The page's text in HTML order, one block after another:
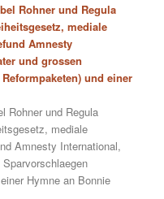
Rohner und Regula
mediale
Amnesty
und grossen
und einer
Rohner und Regula
mediale
Amnesty International,
Hymne an Bonnie